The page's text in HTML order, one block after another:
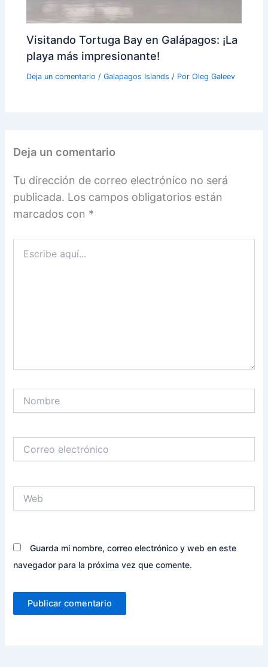
Visitando Tortuga Bay en Galápagos: ¡La
playa más impresionante!
Deja un comentario /Galapagos Islands / PorOleg Galeev
Deja un comentario
Tu dirección de correo electrónico no será
publicada. Los campos obligatorios están
marcados con *
aquí...
electrónico
Guarda mi nombre, correo electrónico y web en este
navegador para la próxima vez que comente.